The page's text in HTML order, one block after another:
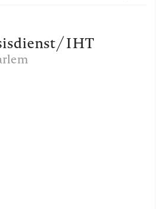
/ IHT